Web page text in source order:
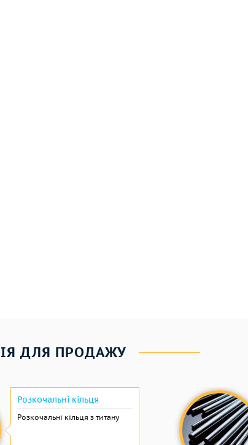
ДЛЯ ПРОДАЖУ
Розкочальні кільця
Розкочальні кільця з титану